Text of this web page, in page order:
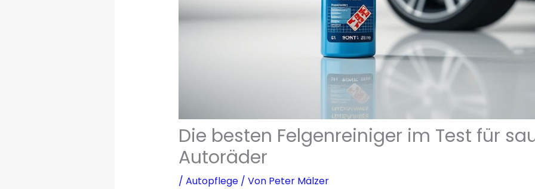
Die besten Felgenreiniger im Test für
Autoräder
/ Autopflege/ Von Peter Mälzer